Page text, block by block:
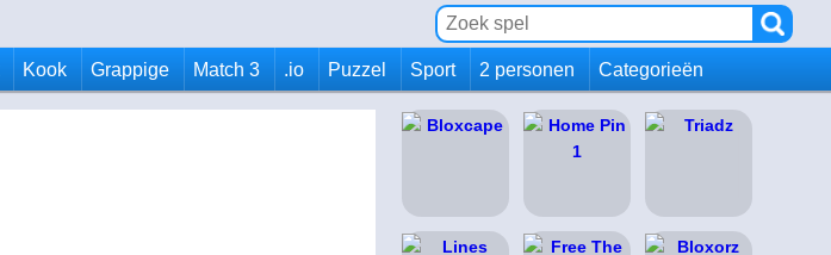
Kook Grappige Match 3 .io Puzzel Sport 2 personen Categorieën